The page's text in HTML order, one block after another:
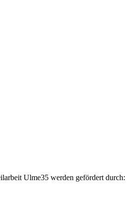
Ulme35 werden gefördert durch: